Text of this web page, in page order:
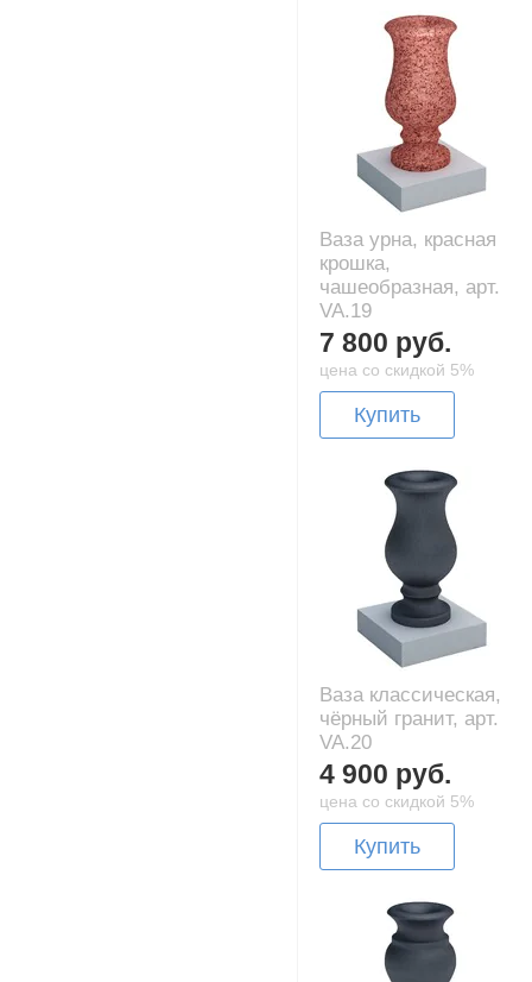
Ваза урна, красная
крошка,
чашеобразная, арт.
VA.19
7 800 руб.
цена со скидкой 5%
Купить
Ваза классическая,
чёрный гранит, арт.
VA.20
4 900 руб.
цена со скидкой 5%
Купить